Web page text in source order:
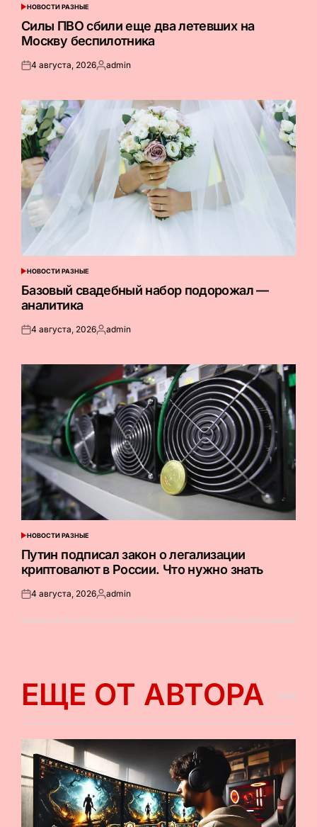
ОПУБЛИКОВАНО
НОВОСТИ РАЗНЫЕ
Силы ПВО сбили еще два летевших на
Москву беспилотника
Опубликовано
4 августа, 2026Запись
admin
ОПУБЛИКОВАНО
В
НОВОСТИ РАЗНЫЕ
Базовый свадебный набор подорожал —
аналитика
Опубликовано
4 августа, 2026Запись
admin
ОПУБЛИКОВАНО
В
НОВОСТИ РАЗНЫЕ
Путин подписал закон о легализации
криптовалют в России. Что нужно знать
Опубликовано
4 августа, 2026Запись
admin
ЕЩЕ ОТ АВТОРА